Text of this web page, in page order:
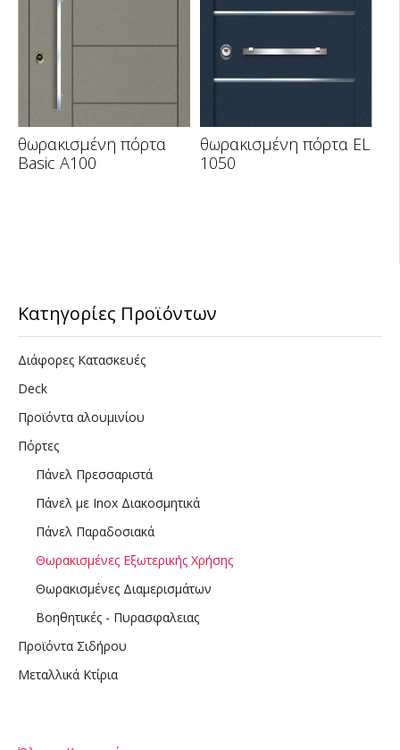
θωρακισμένη πόρτα
Basic A100
θωρακισμένη πόρτα EL
1050
Κατηγορίες Προϊόντων
Διάφορες Κατασκευές
Deck
Προϊόντα αλουμινίου
Πόρτες
Πάνελ Πρεσσαριστά
Πάνελ με Inox Διακοσμητικά
Πάνελ Παραδοσιακά
Θωρακισμένες Εξωτερικής Χρήσης
Θωρακισμένες Διαμερισμάτων
Βοηθητικές - Πυρασφαλειας
Προϊόντα Σιδήρου
Μεταλλικά Κτίρια